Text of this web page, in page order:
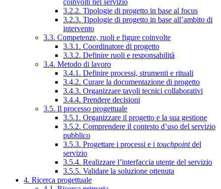
coinvolti nel servizio
3.2.2. Tipologie di progetto in base al focus
3.2.3. Tipologie di progetto in base all’ambito di
intervento
3.3. Competenze, ruoli e figure coinvolte
3.3.1. Coordinatore di progetto
3.3.2. Definire ruoli e responsabilità
3.4. Metodo di lavoro
3.4.1. Definire processi, strumenti e rituali
3.4.2. Curare la documentazione di progetto
3.4.3. Organizzare tavoli tecnici collaborativi
3.4.4. Prendere decisioni
3.5. Il processo progettuale
3.5.1. Organizzare il progetto e la sua gestione
3.5.2. Comprendere il contesto d’uso del servizio
pubblico
3.5.3. Progettare i processi e i touchpointdel
servizio
3.5.4. Realizzare l’interfaccia utente del servizio
3.5.5. Validare la soluzione ottenuta
4. Ricerca progettuale